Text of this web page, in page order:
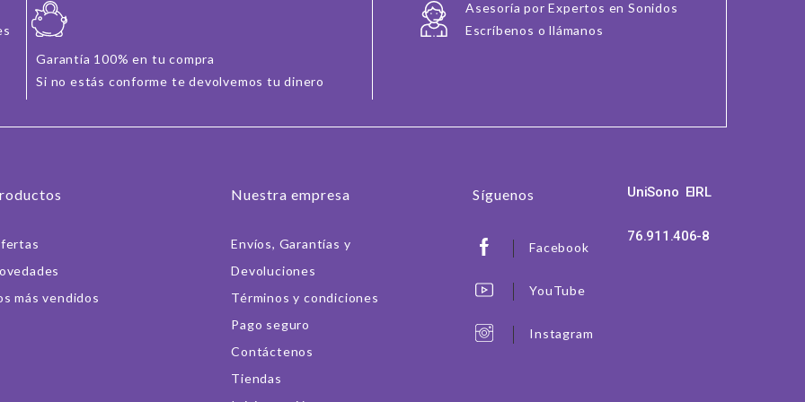
Garantía 100% en tu compra
Si no estás conforme te devolvemos tu dinero
Asesoría por Expertos en Sonidos
Escríbenos o llámanos
más vendidos
Nuestra empresa
Envíos, Garantías y
Devoluciones
Términos y condiciones
Pago seguro
Contáctenos
Tiendas
Síguenos
Facebook
YouTube
Instagram
UniSono EIRL
76.911.406-8